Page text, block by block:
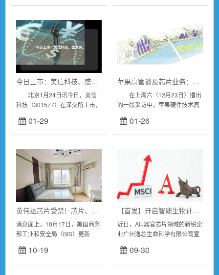
内水表、气表、热表（以下简称
第四季度，中国智能手机销量触
今日上市：美信科技、盛景微
北京1月24日讯今日，美信
科技（301577）在深交所上市，
市。 深交所：美信科技
（301577） 美信科技是一
01-29
苹果高管谈及芯片业务：关键技术自有是20年来最大变化！
在上周六（12月23日）播出
的一段采访中，苹果硬件技术高
高级副总裁JohnTernus谈及了苹
果...
01-26
英伟达芯片受禁！芯片、算力概念爆发，寒武纪“20cm”涨停 景嘉微等大涨
消息面上，10月17日，美国商务
部工业和安全局（BIS）更新
规定，收紧AI芯片等领域限制。
根据最新的规则，英伟达包括
10-19
【首发】开启智能生物计算新纪元，逸芯获芯航领投数千万天使轮投资
近日，AI+器官芯片领域的新锐企
业广州逸芯生命科学有限公司宣
数千万天使轮融资。逸芯聚焦
AI+器官芯片微生理系统,立足生
09-30